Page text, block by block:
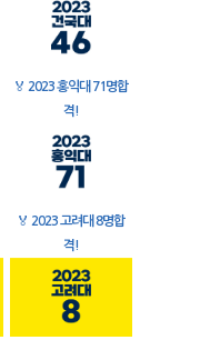
🏅 2023 홍익대 71명합
격!
🏅 2023 고려대 8명합
격!